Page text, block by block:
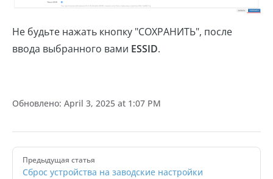
Не будьте нажать кнопку "СОХРАНИТЬ", после
ввода выбранного вами ESSID.
Обновлено: April 3, 2025 at 1:07 PM
PagerПредыдущая статья
Сброс устройства на заводские настройки